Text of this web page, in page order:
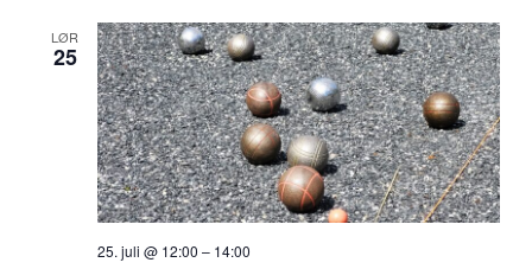
LØR
25
25. juli @ 12:00 – 14:00